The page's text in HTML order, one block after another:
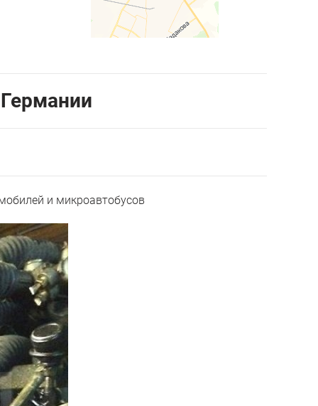
и микроавтобусов